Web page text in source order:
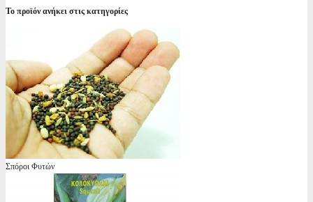
Το προϊόν ανήκει στις κατηγορίες
Σπόροι Φυτών